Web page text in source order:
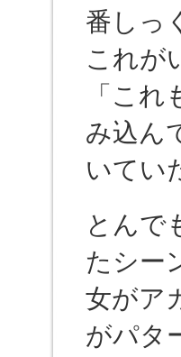
番しっ
これが
「こ
み込ん
いてい
とんで
たシー
女がア
がパタ